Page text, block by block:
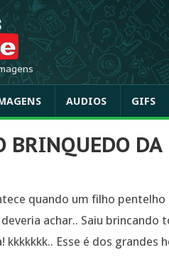
AUDIOS GIFS
BRINQUEDO DA
quando um filho
achar.. Saiu
kkkkkkk.. Esse é dos grandes